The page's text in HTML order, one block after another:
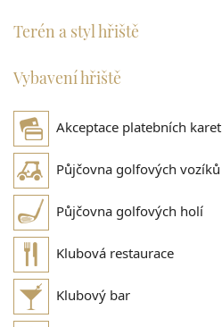
Terén a styl hřiště
Vybavení hřiště
Akceptace platebních karet
Půjčovna golfových vozíků
Půjčovna golfových holí
Klubová restaurace
Klubový bar